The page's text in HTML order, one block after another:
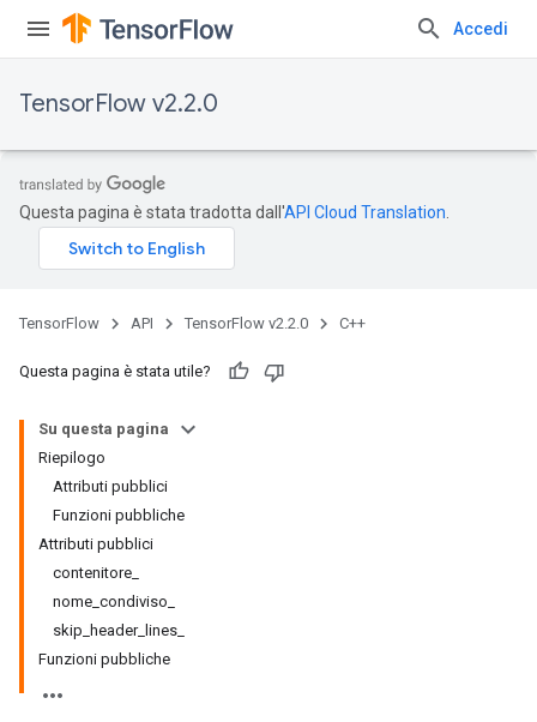
Accedi
TensorFlow v2.2.0
Questa pagina è stata tradotta dall'API Cloud Translation
TensorFlow API TensorFlow v2.2.0 C++
Questa pagina è stata utile?
Su questa pagina
Riepilogo
Attributi pubblici
Funzioni pubbliche
Attributi pubblici
contenitore_
nome_condiviso_
skip_header_lines_
Funzioni pubbliche